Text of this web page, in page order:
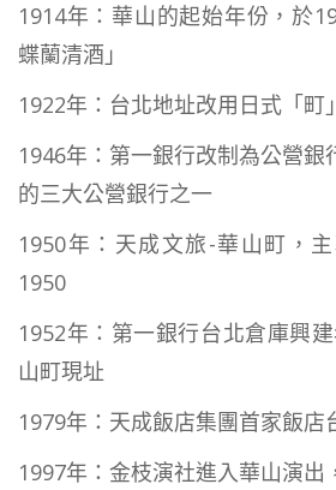
1914年：華山的起始年份，於
蝶蘭清酒」
1922年：台北地址改用日式「町
1946年：第一銀行改制為公營銀
的三大公營銀行之一
1950年：天成文旅-華山町，
1950
1952年：第一銀行台北倉庫興
山町現址
1979年：天成飯店集團首家飯店
1997年：金枝演社進入華山演出